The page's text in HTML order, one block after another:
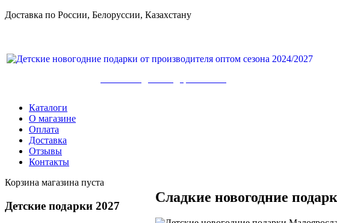
Доставка по России, Белоруссии, Казахстану
Каталоги
О магазине
Оплата
Доставка
Отзывы
Контакты
Сладкие новогодние
Корзина магазина пуста
Детские подарки 2027